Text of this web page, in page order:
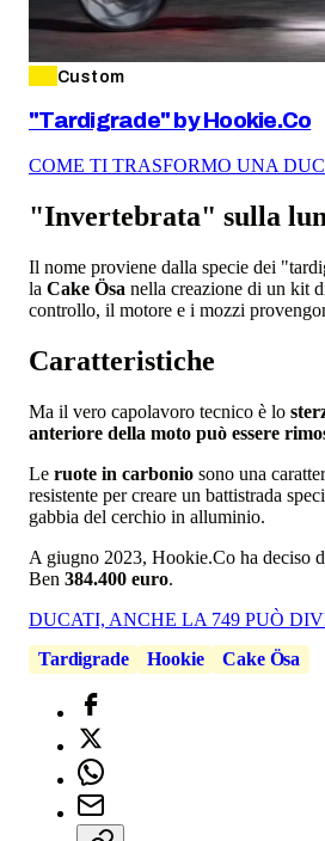
Custom
"Tardigrade" by Hookie.Co
COME TI TRASFORMO UNA
"Invertebrata" sulla
Il nome proviene dalla specie dei "
la Cake Ösa nella creazione di un kit
controllo, il motore e i mozzi
Caratteristiche
Ma il vero capolavoro tecnico è lo
anteriore della moto può essere
Le ruote in carbonio sono una
resistente per creare un battistrada
gabbia del cerchio in alluminio.
A giugno 2023, Hookie.Co ha deciso
Ben 384.400 euro.
DUCATI, ANCHE LA 749 PUÒ
Tardigrade
Hookie Cake Ösa